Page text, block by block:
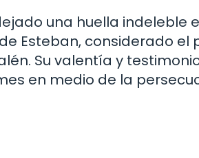
una huella indeleble
Esteban, considerado el
Su valentía y
en medio de la